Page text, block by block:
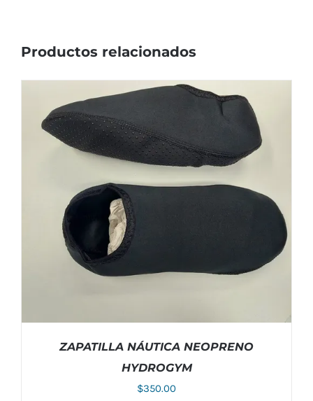
Productos relacionados
ZAPATILLA NÁUTICA NEOPRENO
HYDROGYM
$350.00